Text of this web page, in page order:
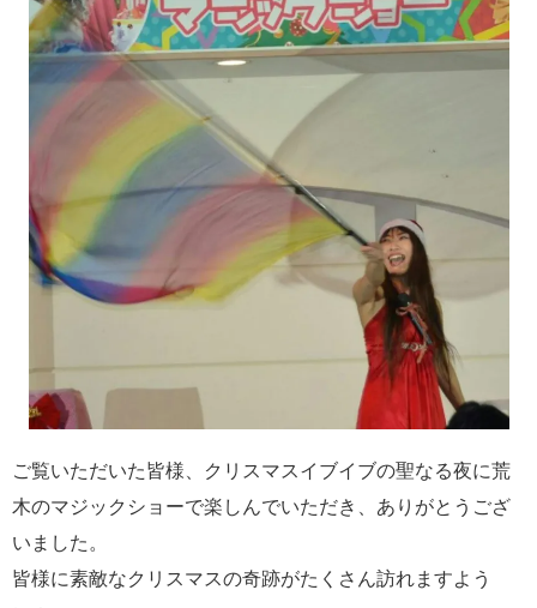
ご覧いただいた皆様、クリスマスイブイブの聖なる夜に荒
木のマジックショーで楽しんでいただき、ありがとうござ
いました。
皆様に素敵なクリスマスの奇跡がたくさん訪れますよう